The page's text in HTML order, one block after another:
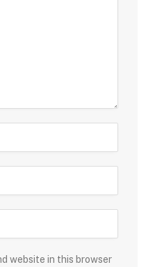
website in this browser